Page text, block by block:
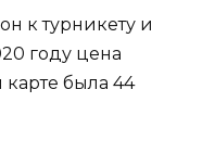
к турникету и
году цена
была 44